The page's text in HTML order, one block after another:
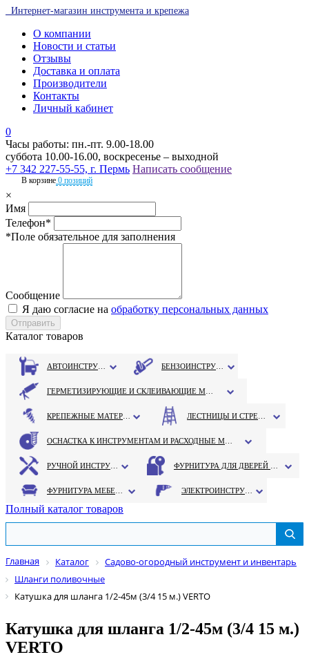
Интернет-магазин инструмента и крепежа
О компании
Новости и статьи
Отзывы
Доставка и оплата
Производители
Контакты
Личный кабинет
0
Часы работы: пн.-пт. 9.00-18.00
суббота 10.00-16.00, воскресенье – выходной
+7 342 227-55-55, г. Пермь Написать сообщение
В корзине 0 позиций
×
Имя
Телефон*
*Поле обязательное для заполнения
Сообщение
Я даю согласие на обработку персональных данных
Каталог товаров
Полный каталог товаров
Главная Каталог
Садово-огородный инструмент и инвентарь
Шланги поливочные
Катушка для шланга 1/2-45м (3/4 15 м.) VERTO
Катушка для шланга 1/2-45м (3/4 15 м.)
VERTO